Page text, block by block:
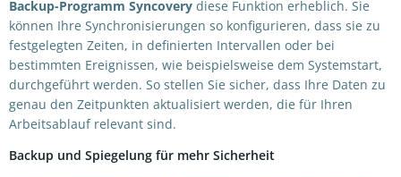
Backup-Programm Syncovery diese Funktion erheblich. Sie
können Ihre Synchronisierungen so konfigurieren, dass sie zu
festgelegten Zeiten, in definierten Intervallen oder bei
bestimmten Ereignissen, wie beispielsweise dem Systemstart,
durchgeführt werden. So stellen Sie sicher, dass Ihre Daten zu
genau den Zeitpunkten aktualisiert werden, die für Ihren
Arbeitsablauf relevant sind.
Backup und Spiegelung für mehr Sicherheit